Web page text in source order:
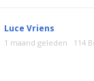
Luce Vriens
1 maand geleden 114